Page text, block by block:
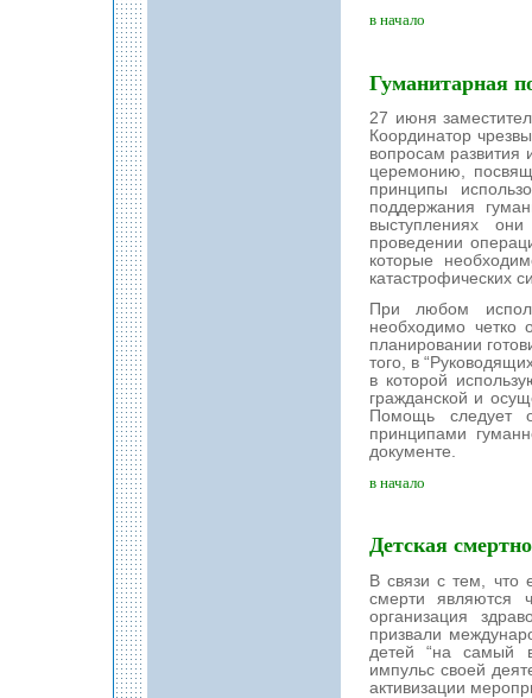
в начало
Гуманитарная
27 июня
Координатор
вопросам
церемонию,
принципы
поддержания
выступлениях они
проведении
которые
катастрофических
При любом
необходимо четко
планировании
того, в
в которой
гражданской и
Помощь следует
принципами
документе.
в начало
Детская
В связи с тем, что
смерти являются
организация
призвали
детей “на самый
импульс своей
активизации